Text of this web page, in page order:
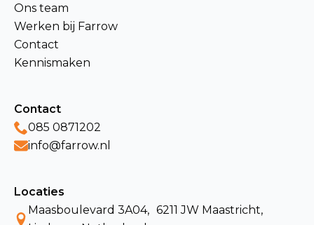
Ons team
Werken bij Farrow
Contact
Kennismaken
Contact
085 0871202
info@farrow.nl
Locaties
Maasboulevard 3A04, 6211 JW Maastricht,